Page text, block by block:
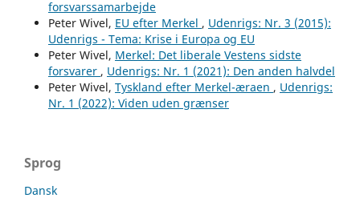
forsvarssamarbejde
Peter Wivel, EU efter Merkel , Udenrigs: Nr. 3 (2015):
Udenrigs - Tema: Krise i Europa og EU
Peter Wivel, Merkel: Det liberale Vestens sidste
forsvarer , Udenrigs: Nr. 1 (2021): Den anden halvdel
Peter Wivel, Tyskland efter Merkel-æraen , Udenrigs:
Nr. 1 (2022): Viden uden grænser
Sprog
Dansk